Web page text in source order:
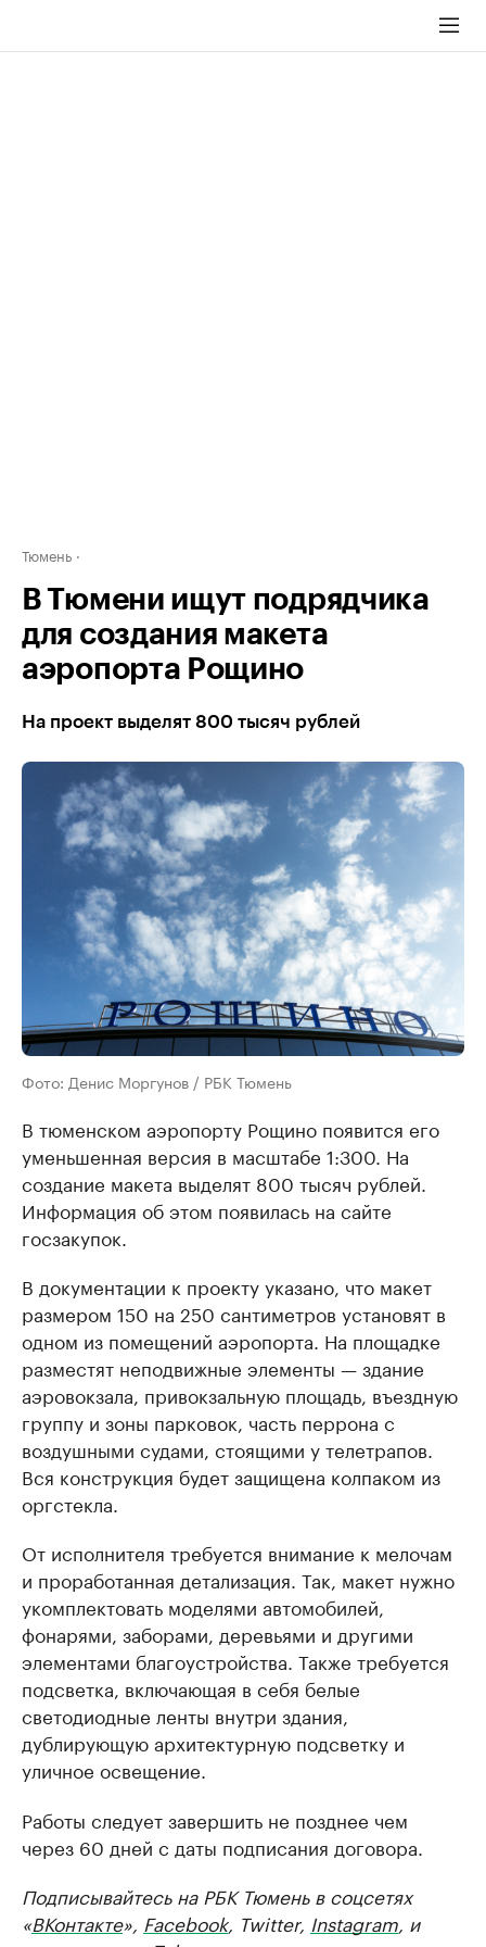
Тюмень
В Тюмени ищут подрядчика
для создания макета
аэропорта Рощино
На проект выделят 800 тысяч рублей
Фото: Денис Моргунов / РБК Тюмень
В тюменском аэропорту Рощино появится его
уменьшенная версия в масштабе 1:300. На
создание макета выделят 800 тысяч рублей.
Информация об этом появилась на сайте
госзакупок.
В документации к проекту указано, что макет
размером 150 на 250 сантиметров установят в
одном из помещений аэропорта. На площадке
разместят неподвижные элементы — здание
аэровокзала, привокзальную площадь, въездную
группу и зоны парковок, часть перрона с
воздушными судами, стоящими у телетрапов.
Вся конструкция будет защищена колпаком из
оргстекла.
От исполнителя требуется внимание к мелочам
и проработанная детализация. Так, макет нужно
укомплектовать моделями автомобилей,
фонарями, заборами, деревьями и другими
элементами благоустройства. Также требуется
подсветка, включающая в себя белые
светодиодные ленты внутри здания,
дублирующую архитектурную подсветку и
уличное освещение.
Работы следует завершить не позднее чем
через 60 дней с даты подписания договора.
Подписывайтесь на РБК Тюмень в соцсетях
«ВКонтакте», Facebook, Twitter, Instagram , и